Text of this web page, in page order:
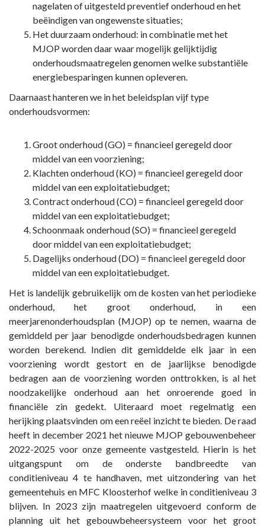
nagelaten of uitgesteld preventief onderhoud en het
beëindigen van ongewenste situaties;
Het duurzaam onderhoud: in combinatie met het
MJOP worden daar waar mogelijk gelijktijdig
onderhoudsmaatregelen genomen welke substantiële
energiebesparingen kunnen opleveren.
Daarnaast hanteren we in het beleidsplan vijf type
onderhoudsvormen:
Groot onderhoud (GO) = financieel geregeld door
middel van een voorziening;
Klachten onderhoud (KO) = financieel geregeld door
middel van een exploitatiebudget;
Contract onderhoud (CO) = financieel geregeld door
middel van een exploitatiebudget;
Schoonmaak onderhoud (SO) = financieel geregeld
door middel van een exploitatiebudget;
Dagelijks onderhoud (DO) = financieel geregeld door
middel van een exploitatiebudget.
Het is landelijk gebruikelijk om de kosten van het periodieke
onderhoud, het groot onderhoud, in een
meerjarenonderhoudsplan (MJOP) op te nemen, waarna de
gemiddeld per jaar benodigde onderhoudsbedragen kunnen
worden berekend. Indien dit gemiddelde elk jaar in een
voorziening wordt gestort en de jaarlijkse benodigde
bedragen aan de voorziening worden onttrokken, is al het
noodzakelijke onderhoud aan het onroerende goed in
financiële zin gedekt. Uiteraard moet regelmatig een
herijking plaatsvinden om een reëel inzicht te bieden. De raad
heeft in december 2021 het nieuwe MJOP gebouwenbeheer
2022-2025 voor onze gemeente vastgesteld. Hierin is het
uitgangspunt om de onderste bandbreedte van
conditieniveau 4 te handhaven, met uitzondering van het
gemeentehuis en MFC Kloosterhof welke in conditieniveau 3
blijven. In 2023 zijn maatregelen uitgevoerd conform de
planning uit het gebouwbeheersysteem voor het groot